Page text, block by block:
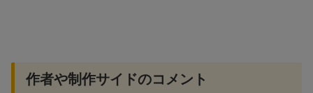
作者や制作サイドのコメント